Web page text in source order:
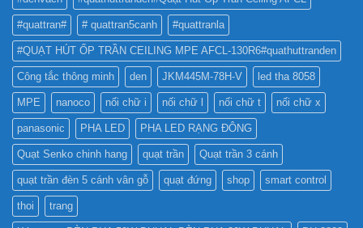
CÁO?
NHẤT
?
#quattran# # quattran5canh #quattranla
#QUẠT HÚT ỐP TRẦN CEILING MPE AFCL-130R6#quathuttranden
Công tắc thông minh den JKM445M-78H-V led tha 8058
MPE nanoco nối chữ i nối chữ l nối chữ t nối chữ x
panasonic PHA LED PHA LED RẠNG ĐÔNG
Quạt Senko chinh hang quạt trần Quạt trần 3 cánh
quạt trần đèn 5 cánh vân gỗ quạt đứng shop smart control
thoi trang